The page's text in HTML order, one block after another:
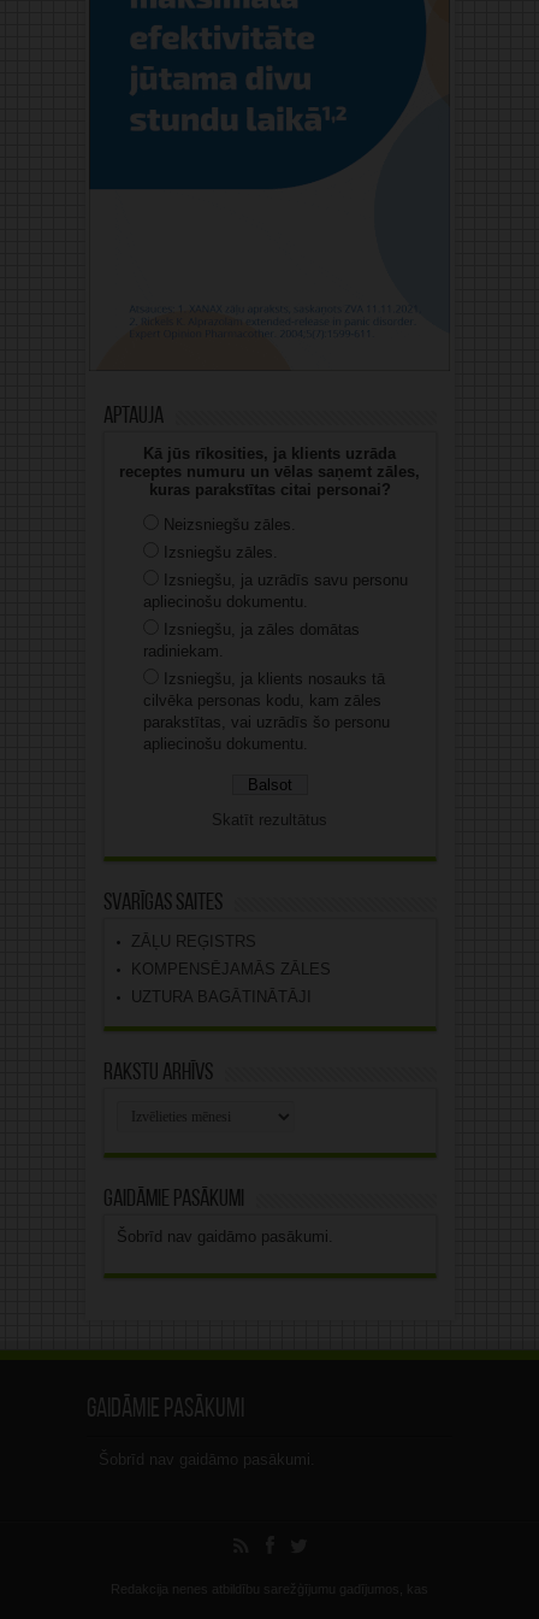
Aptauja
Kā jūs rīkosities, ja klients uzrāda
receptes numuru un vēlas saņemt zāles,
kuras parakstītas citai personai?
Neizsniegšu zāles.
Izsniegšu zāles.
Izsniegšu, ja uzrādīs savu personu
apliecinošu dokumentu.
Izsniegšu, ja zāles domātas
radiniekam.
Izsniegšu, ja klients nosauks tā
cilvēka personas kodu, kam zāles
parakstītas, vai uzrādīs šo personu
apliecinošu dokumentu.
Skatīt rezultātus
Svarīgas saites
ZĀĻU REĢISTRS
KOMPENSĒJAMĀS ZĀLES
UZTURA BAGĀTINĀTĀJI
Rakstu arhīvs
Gaidāmie pasākumi
Šobrīd nav gaidāmo pasākumi.
Gaidāmie pasākumi
Šobrīd nav gaidāmo pasākumi.
Redakcija nenes atbildību sarežģījumu gadījumos, kas